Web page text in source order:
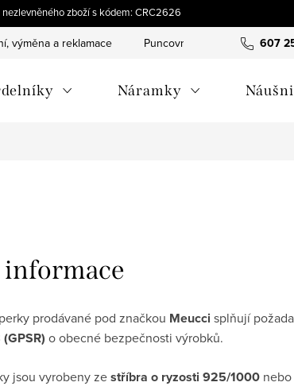
zboží s kódem: CRC2626
607
výměna a reklamace Puncovní značky
Náramky
informace
prodávané pod značkou Meucci splňují
o obecné bezpečnosti výrobků.
jsou vyrobeny zestříbra o ryzosti 925/1000 nebo